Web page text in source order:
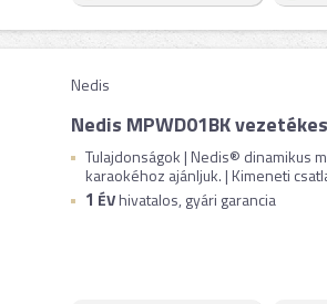
Nedis
Nedis MPWD01BK
Tulajdonságok | Nedis® dinamikus
karaokéhoz ajánljuk. | Kimeneti
1 ÉVhivatalos, gyári garancia